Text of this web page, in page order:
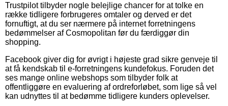
Trustpilot tilbyder nogle belejlige chancer for at tolke en
række tidligere forbrugeres omtaler og derved er det
fornuftigt, at du ser nærmere på internet forretningens
bedømmelser af Cosmopolitan før du færdiggør din
shopping.
Facebook giver dig for øvrigt i højeste grad sikre genveje til
at få kendskab til e-forretningens kundefokus. Foruden det
ses mange online webshops som tilbyder folk at
offentliggøre en evaluering af ordreforløbet, som lige så vel
kan udnyttes til at bedømme tidligere kunders oplevelser.